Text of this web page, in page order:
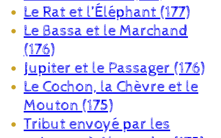
Le Rat et l’Éléphant (177)
Le Bassa et le Marchand
(176)
Jupiter et le Passager (176)
Le Cochon, la Chèvre et le
Mouton (175)
Tribut envoyé par les